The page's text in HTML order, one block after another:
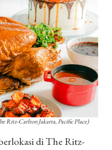
Ritz-Carlton Jakarta, Pacific Place)
di The Ritz-